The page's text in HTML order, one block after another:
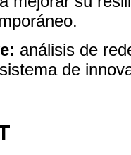
análisis de
de